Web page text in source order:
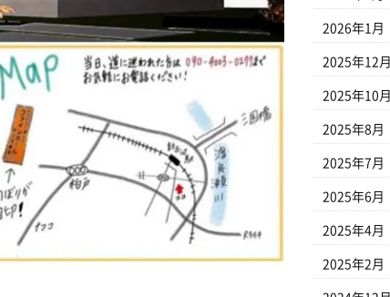
2026年1月
2025年12月
2025年10月
2025年8月
2025年7月
2025年6月
2025年4月
2025年2月